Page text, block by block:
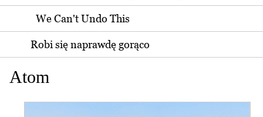
We Can't Undo This
Robi się naprawdę gorąco
Atom